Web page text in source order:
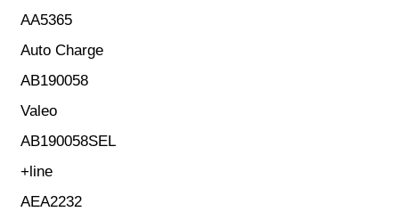
AA5365
Auto Charge
AB190058
Valeo
AB190058SEL
+line
AEA2232